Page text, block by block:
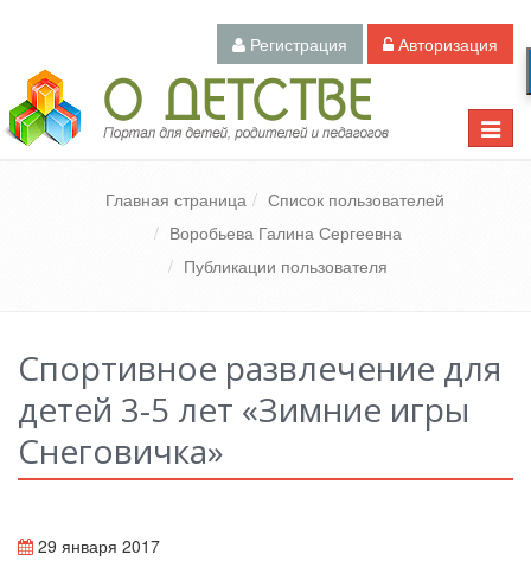
Регистрация Авторизация
Toggle
Педагогический портал «О детстве»
Главная страница
Список пользователей
Воробьева Галина Сергеевна
Публикации пользователя
Спортивное развлечение для
детей 3-5 лет «Зимние игры
Снеговичка»
29 января 2017